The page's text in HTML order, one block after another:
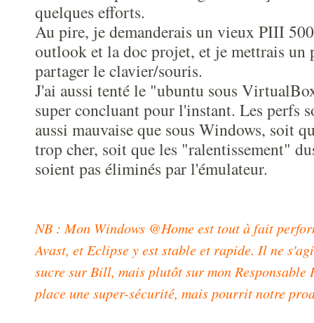
quelques efforts.
Au pire, je demanderais un vieux PIII
outlook et la doc projet, et je mettrais
partager le clavier/souris.
J'ai aussi tenté le "ubuntu sous
super concluant pour l'instant. Les perfs
aussi mauvaise que sous Windows, soit
trop cher, soit que les "ralentissement"
soient pas éliminés par l'émulateur.
NB : Mon Windows @Home est tout à fait
Avast, et Eclipse y est stable et rapide. Il ne
sucre sur Bill, mais plutôt sur mon Responsable
place une super-sécurité, mais pourrit notre